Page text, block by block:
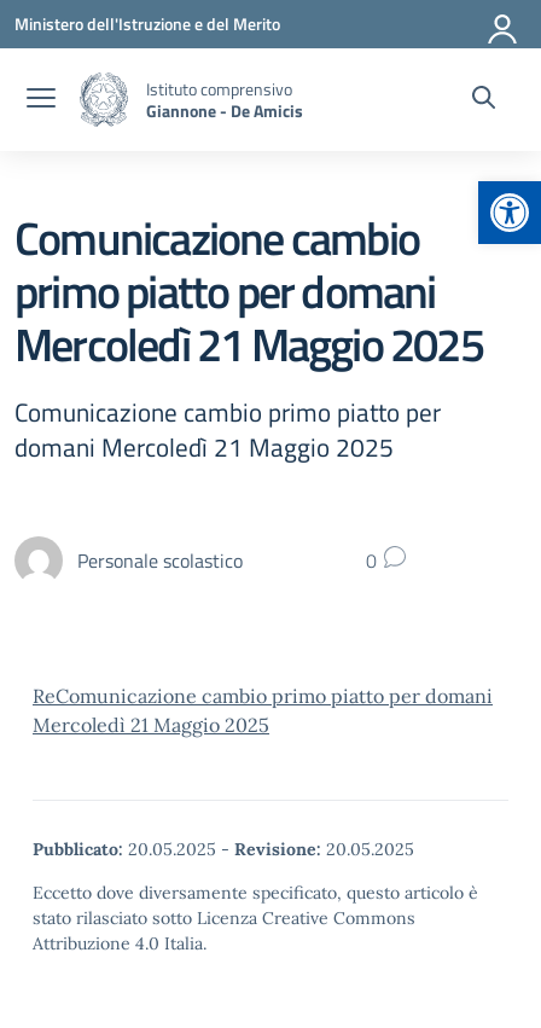
Vai ai contenuti
Vai al menu di navigazione
Vai al footer
Ministero dell'Istruzione e del Merito
Istituto comprensivo
Giannone - De Amicis
Comunicazione cambio
primo piatto per domani
Mercoledì 21 Maggio 2025
Comunicazione cambio primo piatto per
domani Mercoledì 21 Maggio 2025
Personale scolastico 0
ReComunicazione cambio primo piatto per domani
Mercoledì 21 Maggio 2025
Pubblicato: 20.05.2025 - Revisione: 20.05.2025
Eccetto dove diversamente specificato, questo articolo è
stato rilasciato sotto Licenza Creative Commons
Attribuzione 4.0 Italia.